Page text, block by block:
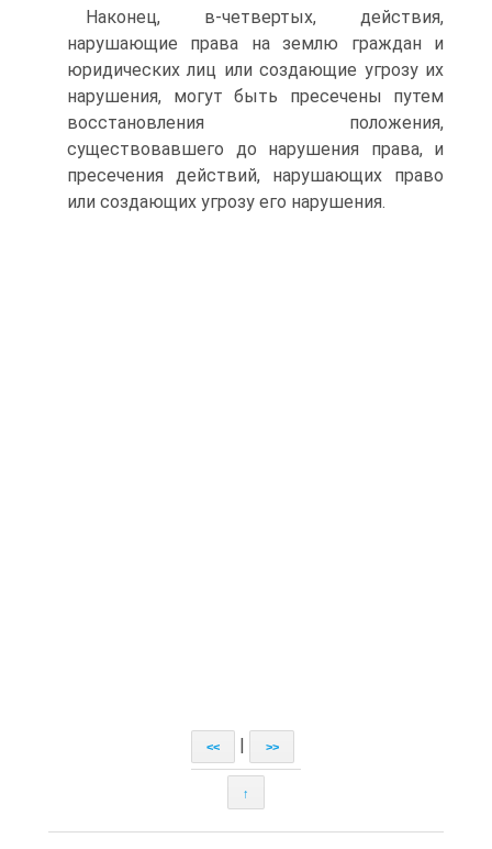
Наконец, в-четвертых, действия,
нарушающие права на землю граждан и
юридических лиц или создающие угрозу их
нарушения, могут быть пресечены путем
восстановления положения,
существовавшего до нарушения права, и
пресечения действий, нарушающих право
или создающих угрозу его нарушения.
<< >>
↑